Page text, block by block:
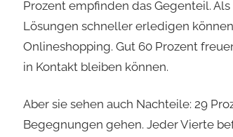
Prozent empfinden das Gegenteil.
Lösungen schneller erledigen
Onlineshopping. Gut 60 Prozent
in Kontakt bleiben können.
Aber sie sehen auch Nachteile: 29
Begegnungen gehen. Jeder Vierte